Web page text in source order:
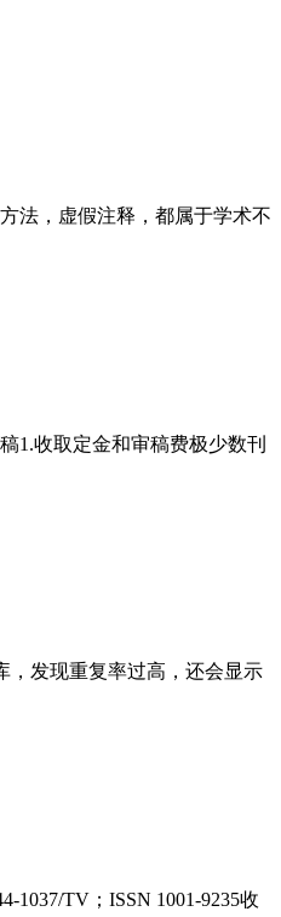
法，虚假注释，都属于学术不
1.收取定金和审稿费极少数刊
，发现重复率过高，还会显示
TV；ISSN 1001-9235收